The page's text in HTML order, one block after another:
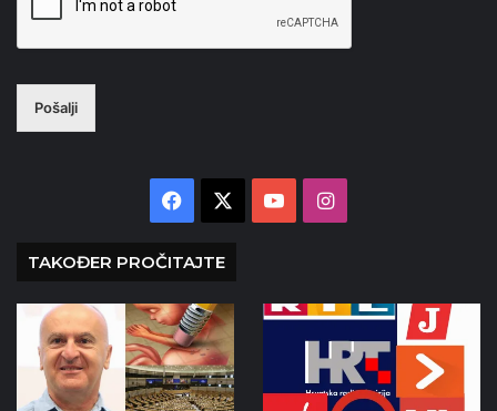
Pošalji
Facebook YouTubeInstagram
TAKOĐER PROČITAJTE